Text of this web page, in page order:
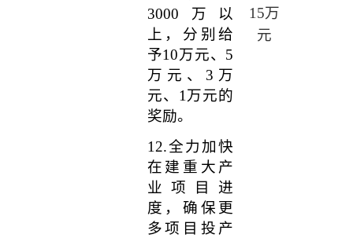
3000 万以
上，分别给
予10万元、 5
万元、 3 万
元、 1 万元的
奖励。
15万
元
12.全力加快
在建重大产
业项目进
度，确保更
多项目投产